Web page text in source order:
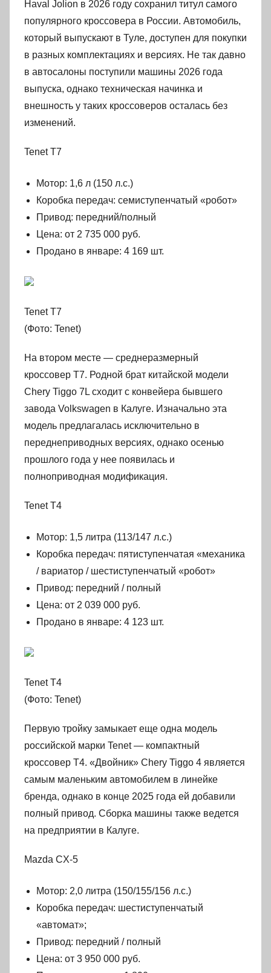
Haval Jolion в 2026 году сохранил титул самого
популярного кроссовера в России. Автомобиль,
который выпускают в Туле, доступен для покупки
в разных комплектациях и версиях. Не так давно
в автосалоны поступили машины 2026 года
выпуска, однако техническая начинка и
внешность у таких кроссоверов осталась без
изменений.
Tenet T7
Мотор: 1,6 л (150 л.с.)
Коробка передач: семиступенчатый «робот»
Привод: передний/полный
Цена: от 2 735 000 руб.
Продано в январе: 4 169 шт.
Tenet T7
(Фото: Tenet)
На втором месте — среднеразмерный
кроссовер T7. Родной брат китайской модели
Chery Tiggo 7L сходит с конвейера бывшего
завода Volkswagen в Калуге. Изначально эта
модель предлагалась исключительно в
переднеприводных версиях, однако осенью
прошлого года у нее появилась и
полноприводная модификация.
Tenet T4
Мотор: 1,5 литра (113/147 л.с.)
Коробка передач: пятиступенчатая «механика
/ вариатор / шестиступенчатый «робот»
Привод: передний / полный
Цена: от 2 039 000 руб.
Продано в январе: 4 123 шт.
Tenet T4
(Фото: Tenet)
Первую тройку замыкает еще одна модель
российской марки Tenet — компактный
кроссовер T4. «Двойник» Chery Tiggo 4 является
самым маленьким автомобилем в линейке
бренда, однако в конце 2025 года ей добавили
полный привод. Сборка машины также ведется
на предприятии в Калуге.
Mazda CX-5
Мотор: 2,0 литра (150/155/156 л.с.)
Коробка передач: шестиступенчатый
«автомат»;
Привод: передний / полный
Цена: от 3 950 000 руб.